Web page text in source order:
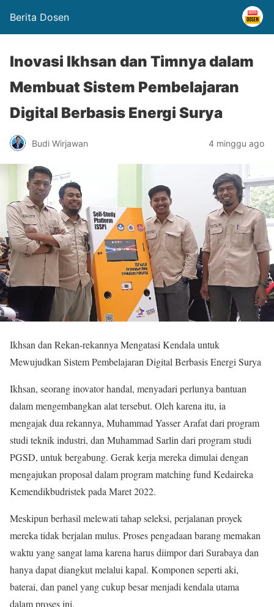
Berita Dosen
Inovasi Ikhsan dan Timnya dalam
Membuat Sistem Pembelajaran
Digital Berbasis Energi Surya
Budi Wirjawan 4 minggu ago
Ikhsan dan Rekan-rekannya Mengatasi Kendala untuk
Mewujudkan Sistem Pembelajaran Digital Berbasis Energi Surya
Ikhsan, seorang inovator handal, menyadari perlunya bantuan
dalam mengembangkan alat tersebut. Oleh karena itu, ia
mengajak dua rekannya, Muhammad Yasser Arafat dari program
studi teknik industri, dan Muhammad Sarlin dari program studi
PGSD, untuk bergabung. Gerak kerja mereka dimulai dengan
mengajukan proposal dalam program matching fund Kedaireka
Kemendikbudristek pada Maret 2022.
Meskipun berhasil melewati tahap seleksi, perjalanan proyek
mereka tidak berjalan mulus. Proses pengadaan barang memakan
waktu yang sangat lama karena harus diimpor dari Surabaya dan
hanya dapat diangkut melalui kapal. Komponen seperti aki,
baterai, dan panel yang cukup besar menjadi kendala utama
dalam proses ini.